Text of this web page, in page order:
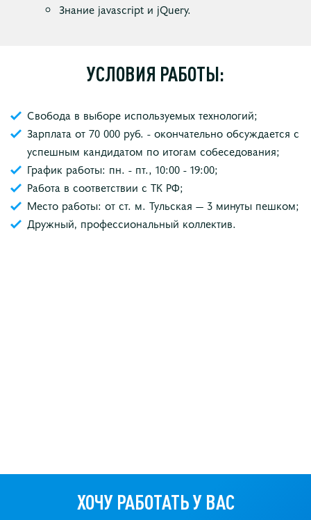
Знание javascript и jQuery.
УСЛОВИЯ РАБОТЫ:
Свобода в выборе используемых технологий;
Зарплата от 70 000 руб. - окончательно обсуждается с
успешным кандидатом по итогам собеседования;
График работы: пн. - пт., 10:00 - 19:00;
Работа в соответствии с ТК РФ;
Место работы: от ст. м. Тульская — 3 минуты пешком;
Дружный‚ профессиональный коллектив.
ХОЧУ РАБОТАТЬ У ВАС